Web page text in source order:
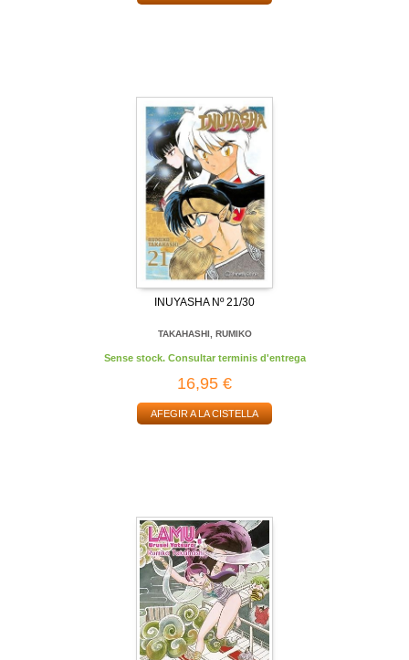
INUYASHA Nº 21/30
TAKAHASHI, RUMIKO
Sense stock. Consultar terminis d'entrega
16,95 €
AFEGIR A LA CISTELLA